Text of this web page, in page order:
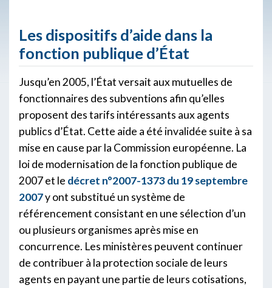
Les dispositifs d’aide dans la
fonction publique d’État
Jusqu’en 2005, l’État versait aux mutuelles de
fonctionnaires des subventions afin qu’elles
proposent des tarifs intéressants aux agents
publics d’État. Cette aide a été invalidée suite à sa
mise en cause par la Commission européenne. La
loi de modernisation de la fonction publique de
2007 et le décret n°2007-1373 du 19 septembre
2007y ont substitué un système de
référencement consistant en une sélection d’un
ou plusieurs organismes après mise en
concurrence. Les ministères peuvent continuer
de contribuer à la protection sociale de leurs
agents en payant une partie de leurs cotisations,